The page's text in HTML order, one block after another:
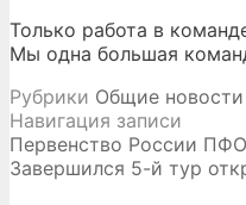
Только работа в
Мы одна большая
Рубрики Общие новости
Навигация записи
Первенство России
Завершился 5-й тур